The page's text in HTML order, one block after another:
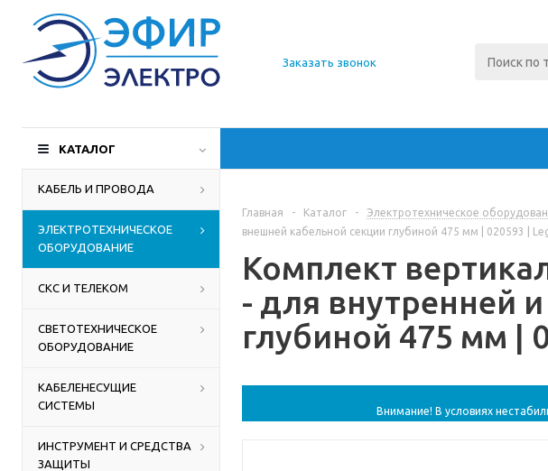
О компании
Доставка
Производители
Контакты
Заказать звонок
КАТАЛОГ
КАБЕЛЬ И ПРОВОДА
ЭЛЕКТРОТЕХНИЧЕСКОЕ
ОБОРУДОВАНИЕ
СКС И ТЕЛЕКОМ
СВЕТОТЕХНИЧЕСКОЕ
ОБОРУДОВАНИЕ
КАБЕЛЕНЕСУЩИЕ
СИСТЕМЫ
ИНСТРУМЕНТ И СРЕДСТВА
ЗАЩИТЫ
Главная - Каталог - Электротехническое
внешней кабельной секции глубиной 475 мм | 020593 |
Комплект
- для внутренней
глубиной 475 мм |
Внимание! В условиях